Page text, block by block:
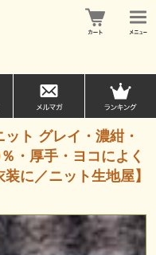
ト グレイ・濃紺・
・厚手・ヨコによく
に／ニット生地屋】